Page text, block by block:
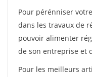
Pour pérénniser
dans les travaux de
pouvoir alimenter
de son entreprise et
Pour les meilleurs